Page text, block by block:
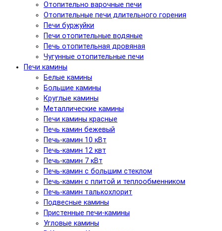
Отопительно варочные печи
Отопительные печи длительного горения
Печи буржуйки
Печи отопительные водяные
Печь отопительная дровяная
Чугунные отопительные печи
Печи камины
Белые камины
Большие камины
Круглые камины
Металлические камины
Печи камины красные
Печь камин бежевый
Печь-камин 10 кВт
Печь-камин 12 квт
Печь-камин 7 кВт
Печь-камин с большим стеклом
Печь-камин с плитой и теплообменником
Печь-камин талькохлорит
Подвесные камины
Пристенные печи-камины
Угловые камины